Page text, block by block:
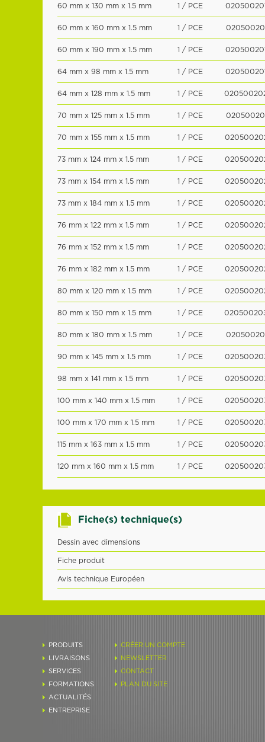
60 mm x 130 mm x 1.5 mm 1 / PCE
60 mm x 160 mm x 1.5 mm 1 / PCE
60 mm x 190 mm x 1.5 mm 1 / PCE
64 mm x 98 mm x 1.5 mm 1 / PCE
64 mm x 128 mm x 1.5 mm 1 / PCE
70 mm x 125 mm x 1.5 mm 1 / PCE
70 mm x 155 mm x 1.5 mm 1 / PCE
73 mm x 124 mm x 1.5 mm 1 / PCE
73 mm x 154 mm x 1.5 mm 1 / PCE
73 mm x 184 mm x 1.5 mm 1 / PCE
76 mm x 122 mm x 1.5 mm 1 / PCE
76 mm x 152 mm x 1.5 mm 1 / PCE
76 mm x 182 mm x 1.5 mm 1 / PCE
80 mm x 120 mm x 1.5 mm 1 / PCE
80 mm x 150 mm x 1.5 mm 1 / PCE
80 mm x 180 mm x 1.5 mm 1 / PCE
90 mm x 145 mm x 1.5 mm 1 / PCE
98 mm x 141 mm x 1.5 mm 1 / PCE
100 mm x 140 mm x 1.5 mm 1 / PCE
100 mm x 170 mm x 1.5 mm 1 / PCE
115 mm x 163 mm x 1.5 mm 1 / PCE
120 mm x 160 mm x 1.5 mm 1 / PCE
Fiche(s) technique(s)
Dessin avec dimensions
Fiche produit
Avis technique Européen
PRODUITS
LIVRAISONS
SERVICES
FORMATIONS
ACTUALITÉS
ENTREPRISE
CRÉER UN COMPTE
NEWSLETTER
CONTACT
PLAN DU SITE